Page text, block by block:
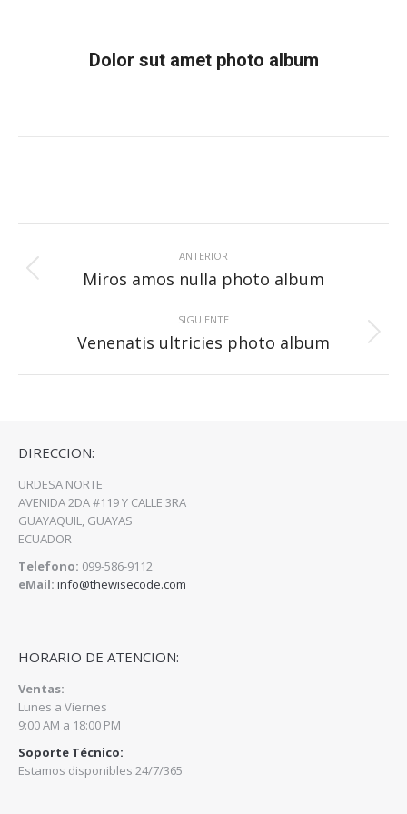
Dolor sut amet photo album
entre
álbumes
ANTERIOR
Álbum
anterior:
Miros amos nulla photo album
SIGUIENTE
Álbum
siguiente:
Venenatis ultricies photo album
DIRECCION:
URDESA NORTE
AVENIDA 2DA #119 Y CALLE 3RA
GUAYAQUIL, GUAYAS
ECUADOR
Telefono: 099-586-9112
eMail: info@thewisecode.com
HORARIO DE ATENCION:
Ventas:
Lunes a Viernes
9:00 AM a 18:00 PM
Soporte Técnico:
Estamos disponibles 24/7/365